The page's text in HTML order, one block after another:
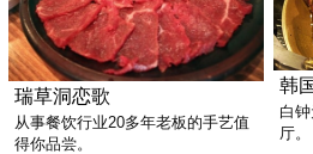
瑞草洞恋歌
从事餐饮行业20多年老板的手艺值
得你品尝。
韩
白
厅。